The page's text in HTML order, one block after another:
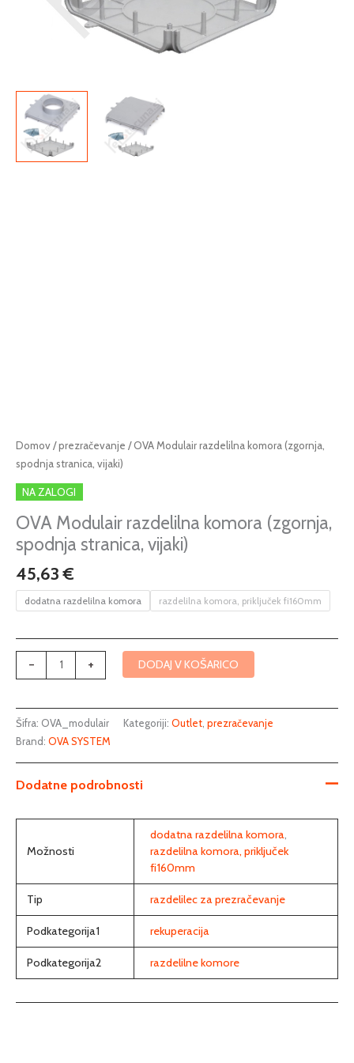
Domov/prezračevanje / OVA Modulair razdelilna komora (zgornja,
spodnja stranica, vijaki)
NA ZALOGI
OVA Modulair razdelilna komora (zgornja,
spodnja stranica, vijaki)
45,63€
dodatna razdelilna komora razdelilna komora, priključek fi160mm
-
OVA
Modulair
razdelilna
komora
(zgornja,
spodnja
stranica,
vijaki)
količina
+ DODAJ V KOŠARICO
Šifra: OVA_modulair Kategoriji: Outlet prezračevanje
Brand: OVA SYSTEM
Dodatne podrobnosti
Možnosti
dodatna razdelilna komora,
razdelilna komora, priključek
fi160mm
Tip razdelilec za prezračevanje
Podkategorija1 rekuperacija
Podkategorija2 razdelilne komore